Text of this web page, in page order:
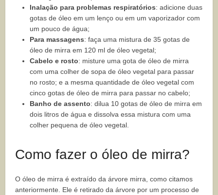
Inalação para problemas respiratórios: adicione duas
gotas de óleo em um lenço ou em um vaporizador com
um pouco de água;
Para massagens: faça uma mistura de 35 gotas de
óleo de mirra em 120 ml de óleo vegetal;
Cabelo e rosto: misture uma gota de óleo de mirra
com uma colher de sopa de óleo vegetal para passar
no rosto; e a mesma quantidade de óleo vegetal com
cinco gotas de óleo de mirra para passar no cabelo;
Banho de assento: dilua 10 gotas de óleo de mirra em
dois litros de água e dissolva essa mistura com uma
colher pequena de óleo vegetal.
Como fazer o óleo de mirra?
O óleo de mirra é extraído da árvore mirra, como citamos
anteriormente. Ele é retirado da árvore por um processo de